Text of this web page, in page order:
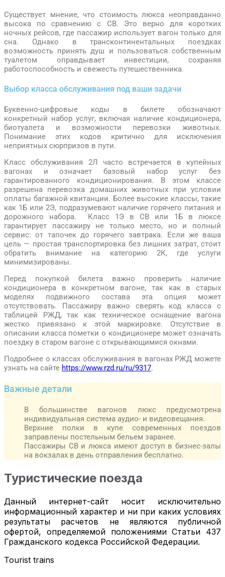
Существует мнение, что стоимость люкса неоправданно
высока по сравнению с СВ. Это верно для коротких
ночных рейсов, где пассажир использует вагон только для
сна. Однако в трансконтинентальных поездках
возможность принять душ и пользоваться собственным
туалетом оправдывает инвестиции, сохраняя
работоспособность и свежесть путешественника.
Выбор класса обслуживания под ваши задачи
Буквенно-цифровые коды в билете обозначают
конкретный набор услуг, включая наличие кондиционера,
биотуалета и возможности перевозки животных.
Понимание этих кодов критично для исключения
неприятных сюрпризов в пути.
Класс обслуживания 2Л часто встречается в купейных
вагонах и означает базовый набор услуг без
гарантированного кондиционирования. В этом классе
разрешена перевозка домашних животных при условии
оплаты багажной квитанции. Более высокие классы, такие
как 1Б или 2Э, подразумевают наличие горячего питания и
дорожного набора. Класс 1Э в СВ или 1Б в люксе
гарантирует пассажиру не только место, но и полный
сервис: от тапочек до горячего завтрака. Если же ваша
цель — простая транспортировка без лишних затрат, стоит
обратить внимание на категорию 2К, где услуги
минимизированы.
Перед покупкой билета важно проверить наличие
кондиционера в конкретном вагоне, так как в старых
моделях подвижного состава эта опция может
отсутствовать. Пассажиру важно сверять код класса с
таблицей РЖД, так как техническое оснащение вагона
жестко привязано к этой маркировке. Отсутствие в
описании класса пометки о кондиционере может означать
поездку в старом вагоне с открывающимися окнами.
Подробнее о классах обслуживания в вагонах РЖД можете
узнать на сайте https://www.rzd.ru/ru/9317.
Важные детали
В большинстве вагонов люкс предусмотрена
индивидуальная система аудио- и видеовещания.
Верхние полки в купе современных поездов
заправлены постельным бельем заранее.
Пассажиры СВ и люкса имеют доступ в бизнес-залы
на вокзалах в день отправления бесплатно.
Туристические поезда
Данный интернет-сайт носит исключительно
информационный характер и ни при каких условиях
результаты расчетов не являются публичной
офертой, определяемой положениями Статьи 437
Гражданского кодекса Российской Федерации.
Tourist trains